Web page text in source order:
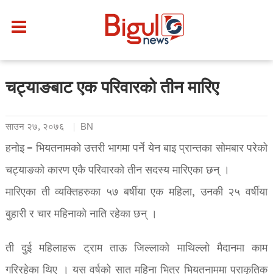
चट्याङबाट एक परिवारको तीन मारिए
साउन २७, २०७६ BN
हनोइ – भियतनामको उत्तरी भागमा पर्ने येन बाइ प्रान्तका सोमबार परेको
चट्याङको कारण एकै परिवारको तीन सदस्य मारिएका छन् ।
मारिएका ती व्यक्तिहरुका ५७ बर्षीया एक महिला, उनकी २५ वर्षीया
बुहारी र चार महिनाको नाति रहेका छन् ।
ती दुई महिलाहरू ट्राम ताऊ जिल्लाको माथिल्लो मैदानमा काम